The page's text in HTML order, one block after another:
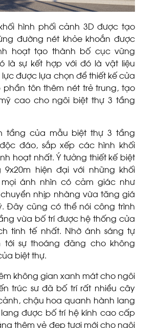
hình phối cảnh 3D được tạo
đường nét khỏe khoắn được
hoạt tạo thành bố cục vững
là sự kết hợp với đó là vật liệu
được lựa chọn để thiết kế cửa
tôn thêm nét trẻ trung, tạo
cao cho ngôi biệt thự 3 tầng
tầng của mẫu biệt thự 3 tầng
đáo, sắp xếp các hình khối
hoạt nhất. Ý tưởng thiết kế biệt
hiện đại với những khối
ánh nhìn có cảm giác như
nhịp nhàng vừa tăng giá
Đây cũng có thể nói công trình
vừa bố trí được hệ thống cửa
tinh tế nhất. Nhờ ánh sáng tự
tới sự thoáng đãng cho không
biệt thự.
không gian xanh mát cho ngôi
trúc sư đã bố trí rất nhiều cây
chậu hoa quanh hành lang
được bố trí hệ kính cao cấp
thêm vẻ đẹp tươi mới cho ngôi